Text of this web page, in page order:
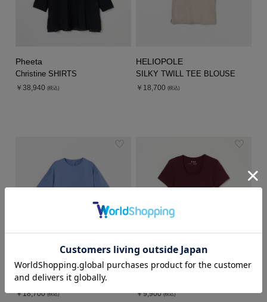
Pheeta
Christine SHIRTS
￥38,940 (税込)
HELIOPOLE
SILKY TWILL TEE BLOUSE
￥18,700 (税込)
HELIOPOLE
SILKY TWILL TEE BLOUSE
￥18,700 (税込)
three dots
￥9,900 (税込)